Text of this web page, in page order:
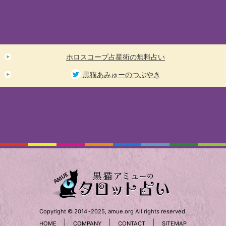
ホロスコープ占星術の無料占い
黒猫あみゅーのつぶやき
Copyright © 2014~2025, amue.org All rights reserved.
HOME
| COMPANY CONTACT SITEMAP